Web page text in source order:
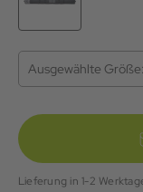
Ausgewählte Größe:
Lieferung in 1-2